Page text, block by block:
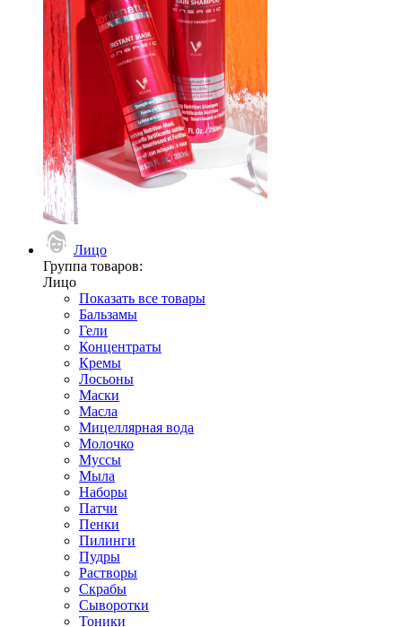
Лицо
Группа товаров:
Лицо
Показать все товары
Бальзамы
Гели
Концентраты
Кремы
Лосьоны
Маски
Масла
Мицеллярная вода
Молочко
Муссы
Мыла
Наборы
Патчи
Пенки
Пилинги
Пудры
Растворы
Скрабы
Сыворотки
Тоники